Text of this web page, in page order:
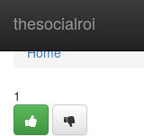
thesocialroi
Home
Home
1